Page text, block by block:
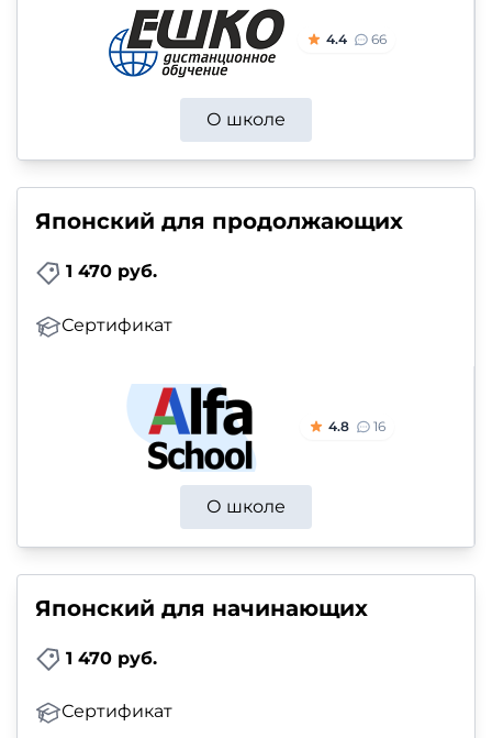
4.4 66
О школе
Японский для продолжающих
1 470 руб.
Сертификат
4.8 16
О школе
Японский для начинающих
1 470 руб.
Сертификат